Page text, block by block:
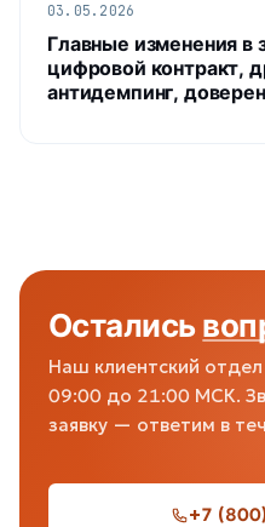
03.05.2026
Главные изменения в
цифровой контракт,
антидемпинг,
Остались
Наш клиентский
09:00 до 21:00 МСК.
заявку — ответим в
+7